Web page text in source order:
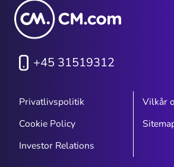
+45 31519312
Privatlivspolitik
Vilkår
Cookie Policy
Investor Relations